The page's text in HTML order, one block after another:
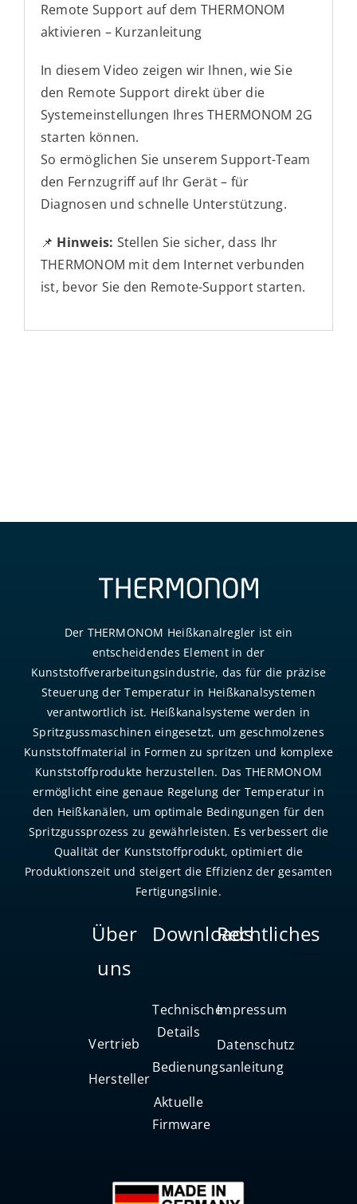
Remote Support auf dem THERMONOM
aktivieren – Kurzanleitung
In diesem Video zeigen wir Ihnen, wie Sie
den Remote Support direkt über die
Systemeinstellungen Ihres THERMONOM 2G
starten können.
So ermöglichen Sie unserem Support-Team
den Fernzugriff auf Ihr Gerät – für
Diagnosen und schnelle Unterstützung.
📌 Hinweis: Stellen Sie sicher, dass Ihr
THERMONOM mit dem Internet verbunden
ist, bevor Sie den Remote-Support starten.
Der THERMONOM Heißkanalregler ist ein
entscheidendes Element in der
Kunststoffverarbeitungsindustrie, das für die präzise
Steuerung der Temperatur in Heißkanalsystemen
verantwortlich ist. Heißkanalsysteme werden in
Spritzgussmaschinen eingesetzt, um geschmolzenes
Kunststoffmaterial in Formen zu spritzen und komplexe
Kunststoffprodukte herzustellen. Das THERMONOM
ermöglicht eine genaue Regelung der Temperatur in
den Heißkanälen, um optimale Bedingungen für den
Spritzgussprozess zu gewährleisten. Es verbessert die
Qualität der Kunststoffprodukt, optimiert die
Produktionszeit und steigert die Effizienz der gesamten
Fertigungslinie.
Über
uns
Vertrieb
Hersteller
Downloads
Technische
Details
Bedienungsanleitung
Aktuelle
Firmware
Rechtliches
Impressum
Datenschutz